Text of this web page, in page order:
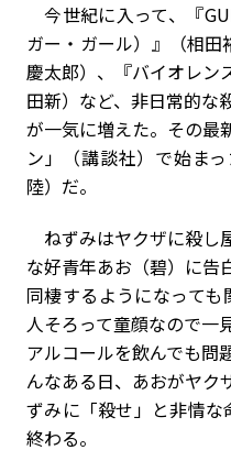
今世紀に入って、『
ガー・ガール）』（相
慶太郎）、『バイオレン
田新）など、非日常的な
が一気に増えた。その最
ン」（講談社）で始ま
陸）だ。
ねずみはヤクザに殺し
な好青年あお（碧）に告
同棲するようになって
人そろって童顔なので一
アルコールを飲んでも問
んなある日、あおがヤク
ずみに「殺せ」と非情
終わる。